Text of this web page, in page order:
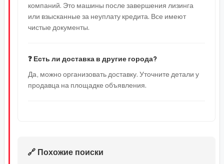
компаний. Это машины после завершения лизинга
или взысканные за неуплату кредита. Все имеют
чистые документы.
❓ Есть ли доставка в другие города?
Да, можно организовать доставку. Уточните детали у
продавца на площадке объявления.
🔗 Похожие поиски